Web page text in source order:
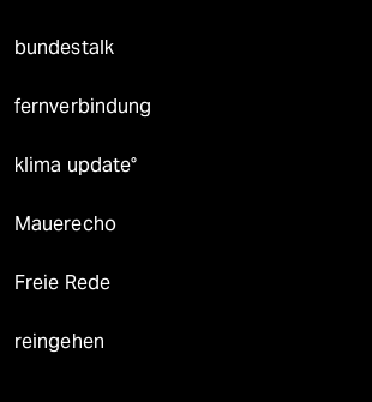
bundestalk
fernverbindung
klima update°
Mauerecho
Freie Rede
reingehen